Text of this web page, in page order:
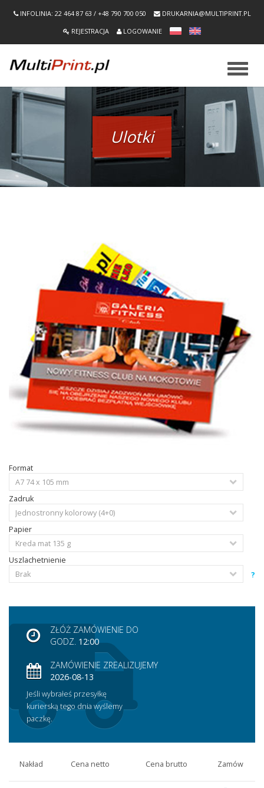
INFOLINIA: 22 464 87 63 / +48 790 700 050
DRUKARNIA@MULTIPRINT.PL
REJESTRACJA
LOGOWANIE
Ulotki
Format
Zadruk
Papier
Uszlachetnienie
?
ZŁÓŻ ZAMÓWIENIE DO
GODZ. 12:00
ZAMÓWIENIE ZREALIZUJEMY
2026-08-13
Jeśli wybrałeś przesyłkę
kurierską tego dnia wyślemy
paczkę.
Nakład Cena netto Cena brutto Zamów